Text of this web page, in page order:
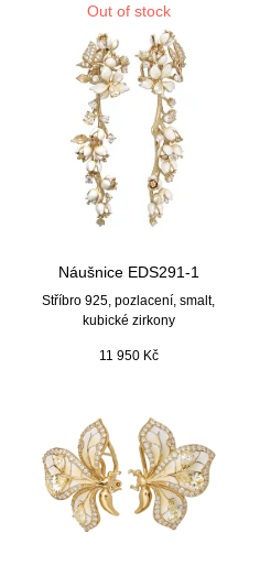
Out of stock
Náušnice EDS291-1
Stříbro 925, pozlacení, smalt,
kubické zirkony
11 950 Kč